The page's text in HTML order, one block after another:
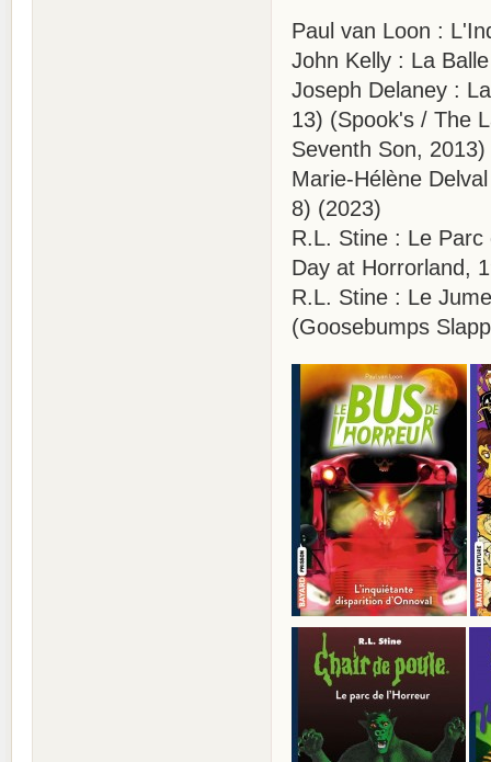
Paul van Loon :
John Kelly : La
Joseph Delaney :
13) (Spook's / The
Seventh Son, 2013)
Marie-Hélène
8) (2023)
R.L. Stine : Le
Day at Horrorland,
R.L. Stine : Le
(Goosebumps